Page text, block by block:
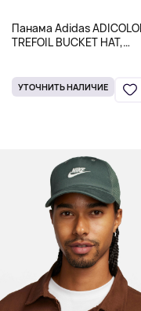
Панама Adidas
TREFOIL BUCKET HAT,
УТОЧНИТЬ НАЛИЧИЕ